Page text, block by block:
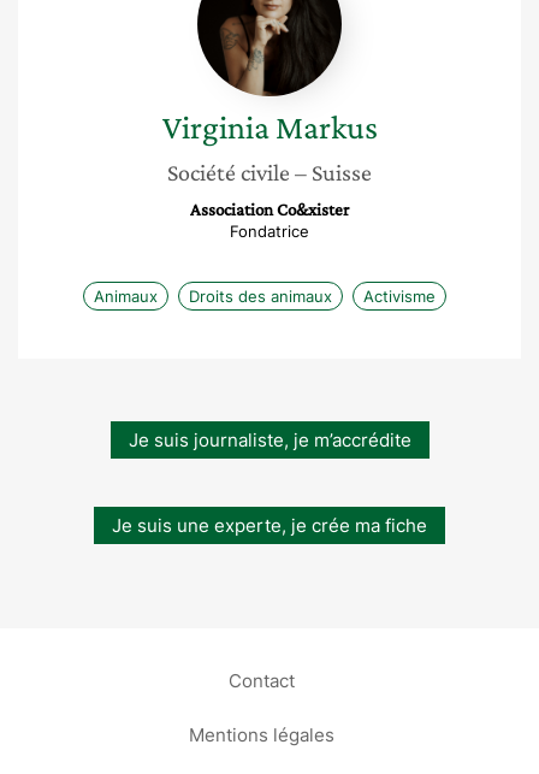
Virginia Markus
Société civile – Suisse
Association Co&xister
Fondatrice
Animaux Droits des animaux Activisme
Je suis journaliste, je m’accrédite
Je suis une experte, je crée ma fiche
Contact
Mentions légales